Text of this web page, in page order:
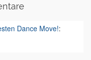
Dance Move!: